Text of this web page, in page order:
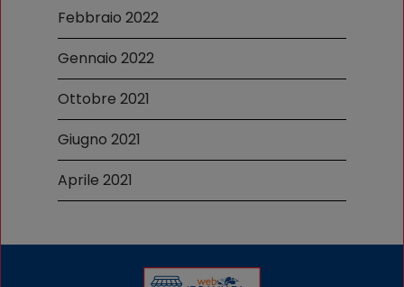
Febbraio 2022
Gennaio 2022
Ottobre 2021
Giugno 2021
Aprile 2021